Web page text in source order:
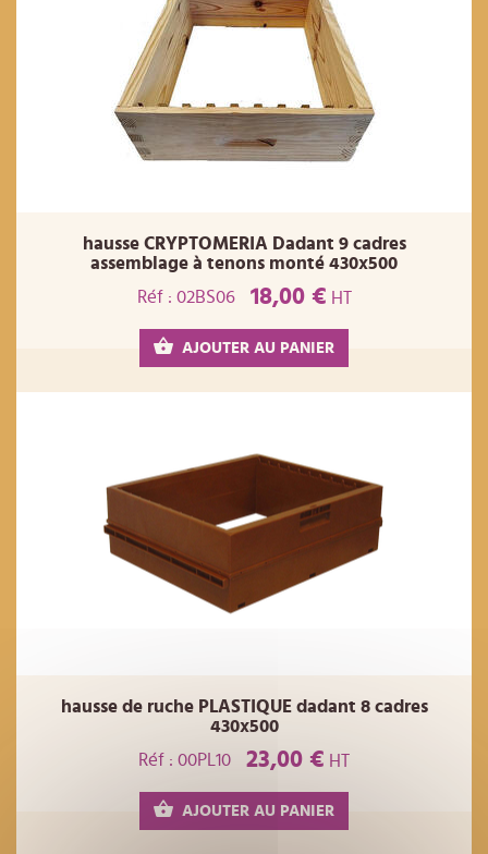
hausse CRYPTOMERIA Dadant 9 cadres
assemblage à tenons monté 430x500
Réf : 02BS06
18,00 € HT
AJOUTER AU PANIER
hausse de ruche PLASTIQUE dadant 8 cadres
430x500
Réf : 00PL10
23,00 € HT
AJOUTER AU PANIER